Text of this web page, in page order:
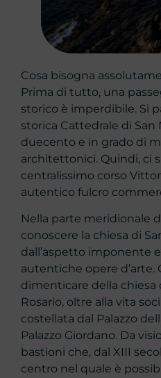
Cosa bisogna
Prima di tutto, una
storico è imperdibile. Si
storica Cattedrale di
duecento e in grado di
architettonici. Quindi, ci
centralissimo corso
autentico fulcro
Nella parte meridionale
conoscere la chiesa di
dall’aspetto imponente
autentiche opere d’arte.
dimenticare della chiesa
Rosario, oltre alla vita
costellata dal Palazzo
Palazzo Giordano. Da
bastioni che, dal XIII
centro nel quale è